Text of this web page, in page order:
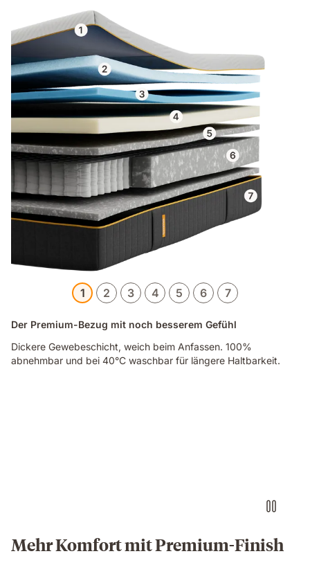
1 2 3 4 5 6 7
Der Premium-Bezug mit noch besserem Gefühl
Dickere Gewebeschicht, weich beim Anfassen. 100%
abnehmbar und bei 40°C waschbar für längere Haltbarkeit.
Original
Pro
Mehr Komfort mit Premium-Finish